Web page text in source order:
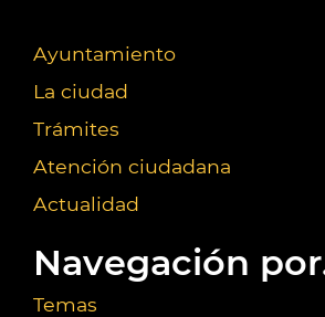
Ayuntamiento
La ciudad
Trámites
Atención ciudadana
Actualidad
Navegación
Temas